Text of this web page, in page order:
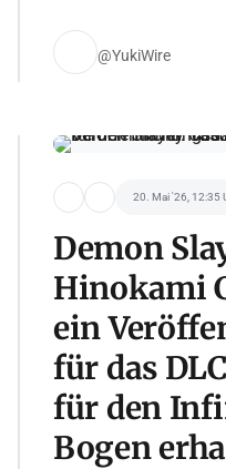
@YukiWire
20. Mai '26, 12:35
Demon
Hinokami
ein
für das
für den
Bogen